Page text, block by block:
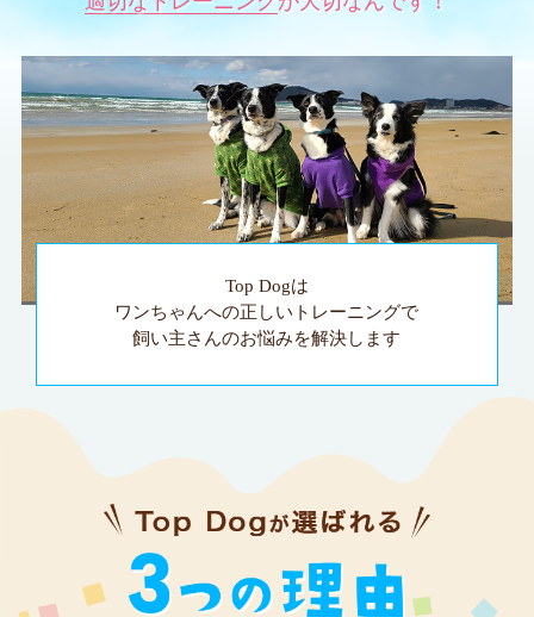
Top Dogは
ワンちゃんへの正しいトレーニングで
飼い主さんのお悩みを解決します